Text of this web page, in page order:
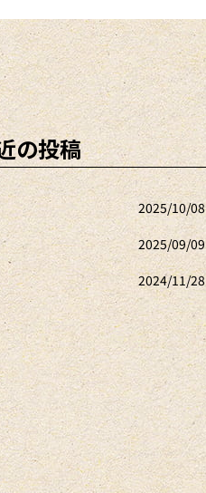
の投稿
2025/10/08
2025/09/09
2024/11/28